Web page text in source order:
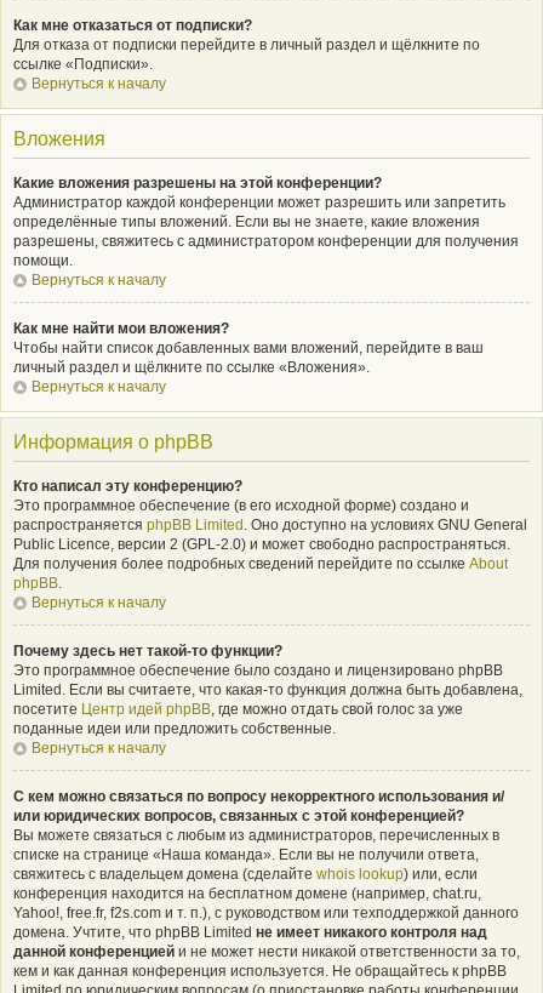
Как мне отказаться от подписки?
Для отказа от подписки перейдите в личный раздел и щёлкните по
ссылке «Подписки».
Вернуться к началу
Вложения
Какие вложения разрешены на этой конференции?
Администратор каждой конференции может разрешить или запретить
определённые типы вложений. Если вы не знаете, какие вложения
разрешены, свяжитесь с администратором конференции для получения
помощи.
Вернуться к началу
Как мне найти мои вложения?
Чтобы найти список добавленных вами вложений, перейдите в ваш
личный раздел и щёлкните по ссылке «Вложения».
Вернуться к началу
Информация о phpBB
Кто написал эту конференцию?
Это программное обеспечение (в его исходной форме) создано и
распространяется phpBB Limited . Оно доступно на условиях GNU General
Public Licence, версии 2 (GPL-2.0) и может свободно распространяться.
Для получения более подробных сведений перейдите по ссылке About
phpBB.
Вернуться к началу
Почему здесь нет такой-то функции?
Это программное обеспечение было создано и лицензировано phpBB
Limited. Если вы считаете, что какая-то функция должна быть добавлена,
посетите Центр идей phpBB, где можно отдать свой голос за уже
поданные идеи или предложить собственные.
Вернуться к началу
С кем можно связаться по вопросу некорректного использования и/
или юридических вопросов, связанных с этой конференцией?
Вы можете связаться с любым из администраторов, перечисленных в
списке на странице «Наша команда». Если вы не получили ответа,
свяжитесь с владельцем домена (сделайте whois lookup) или, если
конференция находится на бесплатном домене (например, chat.ru,
Yahoo!, free.fr, f2s.com и т. п.), с руководством или техподдержкой данного
домена. Учтите, что phpBB Limited не имеет никакого контроля над
данной конференцией и не может нести никакой ответственности за то,
кем и как данная конференция используется. Не обращайтесь к phpBB